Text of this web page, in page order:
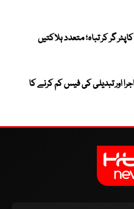
اور تبدیلی کی فیس کم کرنے کا